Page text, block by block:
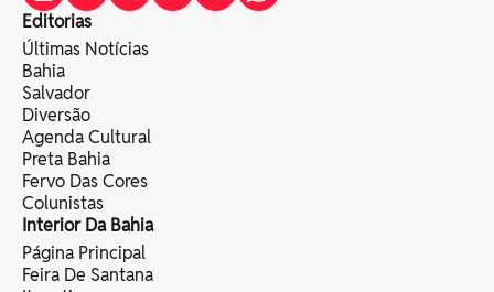
Editorias
Últimas Notícias
Bahia
Salvador
Diversão
Agenda Cultural
Preta Bahia
Fervo Das Cores
Colunistas
Interior Da Bahia
Página Principal
Feira De Santana